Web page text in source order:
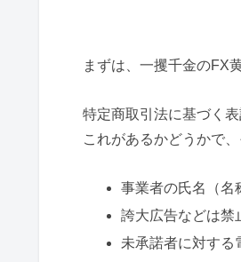
まずは、一攫千金のFX
特定商取引法に基づく
これがあるかどうかで
事業者の氏名（名
誇大広告などは禁
未承諾者に対する